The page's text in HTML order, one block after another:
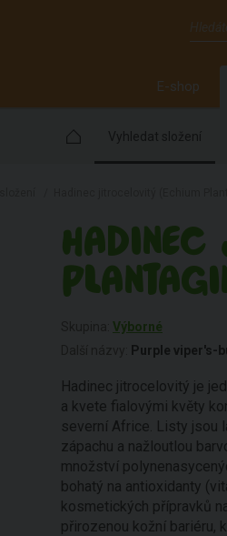
E-shop
Vyhledat složení
HADINEC
Výborné
Purple viper's-
Hadinec jitrocelovitý je
a kvete fialovými květy
severní Africe. Listy jsou
zápachu a nažloutlou
množství
bohatý na antioxidanty
kosmetických přípravků
přirozenou kožní bariéru,